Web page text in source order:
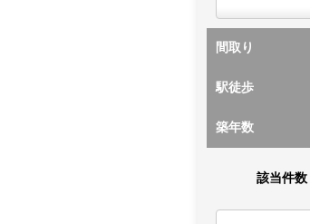
間取り
駅徒歩
築年数
該当件数